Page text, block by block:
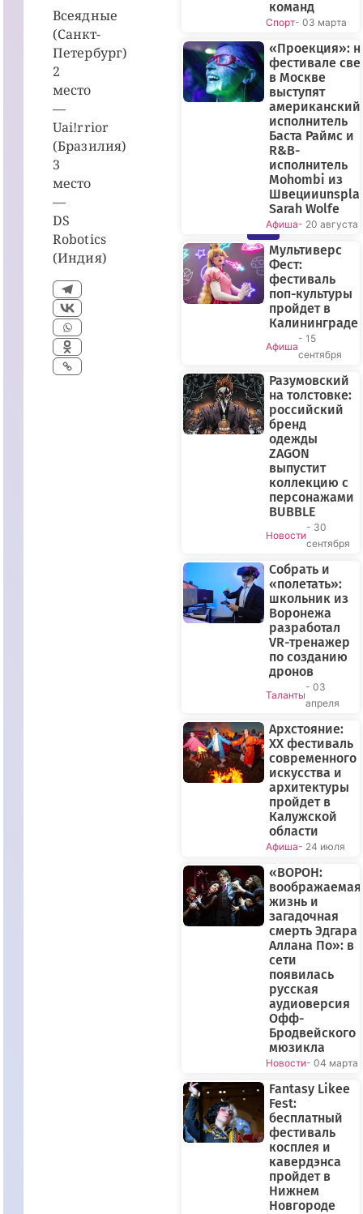
Всеядные
(Санкт-
Петербург)
2
место
—
Uai!rrior
(Бразилия)
3
место
—
DS
Robotics
(Индия)
ПРЯМОЙ
ЭФИР
команд
Спорт- 03 марта
«Проекция»:
фестивале
в Москве
выступят
американский
исполнитель
Баста Раймс и
R&B-
исполнитель
Mohombi из
Sarah Wolfe
Афиша- 20 августа
Мультиверс
Фест:
фестиваль
поп-культуры
пройдет в
Калининграде
Афиша
- 15
сентября
Разумовский
на толстовке:
российский
бренд
одежды
ZAGON
выпустит
коллекцию с
персонажами
BUBBLE
Новости
- 30
сентября
Собрать и
«полетать»:
школьник из
Воронежа
разработал
VR-тренажер
по созданию
дронов
Таланты
- 03
апреля
Архстояние:
XX фестиваль
современного
искусства и
архитектуры
пройдет в
Калужской
области
Афиша- 24 июля
«ВОРОН:
воображаемая
жизнь и
загадочная
смерть Эдгара
Аллана По»: в
сети
появилась
русская
аудиоверсия
Офф-
Бродвейского
мюзикла
Новости- 04 марта
Fantasy Likee
Fest:
бесплатный
фестиваль
косплея и
кавердэнса
пройдет в
Нижнем
Новгороде